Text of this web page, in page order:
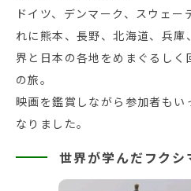
ドイツ、デンマーク、スウェー
れに熊本、長野、北海道、兵
界と日本の各地をめまぐるしく
の旅。
映画を鑑賞しながら参加者もい
なりました。
世界が学んだフクシ